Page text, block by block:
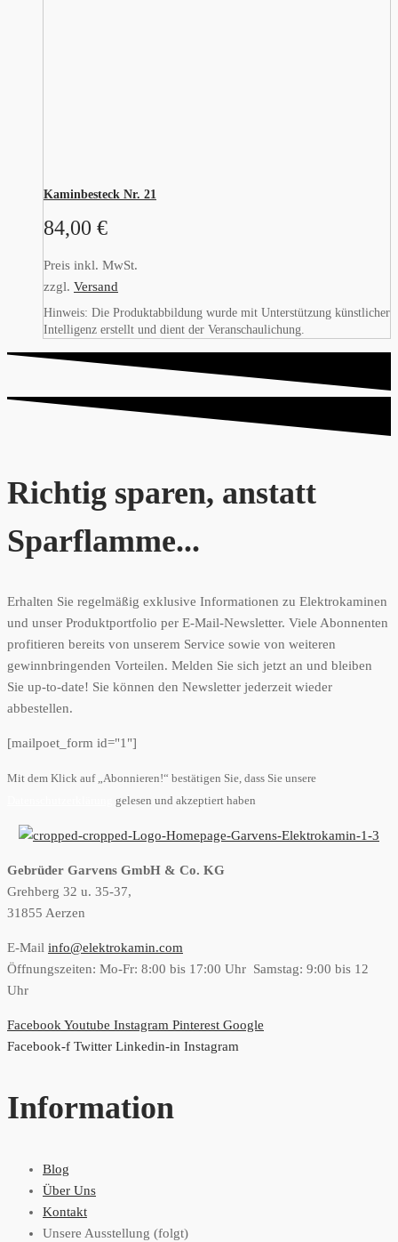
Kaminbesteck Nr. 21
84,00 €
Preis inkl. MwSt.
zzgl. Versand
Hinweis: Die Produktabbildung wurde mit Unterstützung künstlicher
Intelligenz erstellt und dient der Veranschaulichung.
Richtig sparen, anstatt
Sparflamme...
Erhalten Sie regelmäßig exklusive Informationen zu Elektrokaminen
und unser Produktportfolio per E-Mail-Newsletter. Viele Abonnenten
profitieren bereits von unserem Service sowie von weiteren
gewinnbringenden Vorteilen. Melden Sie sich jetzt an und bleiben
Sie up-to-date! Sie können den Newsletter jederzeit wieder
abbestellen.
[mailpoet_form id="1"]
Mit dem Klick auf „Abonnieren!“ bestätigen Sie, dass Sie unsere
gelesen und akzeptiert haben
Gebrüder Garvens GmbH & Co. KG
Grehberg 32 u. 35-37,
31855 Aerzen
E-Mail info@elektrokamin.com
Öffnungszeiten: Mo-Fr: 8:00 bis 17:00 Uhr Samstag: 9:00 bis 12
Uhr
FacebookYoutube Instagram Pinterest Google
Facebook-f Twitter Linkedin-in Instagram
Information
Blog
Über Uns
Kontakt
Unsere Ausstellung (folgt)